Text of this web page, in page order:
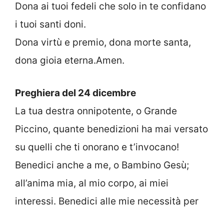
Dona ai tuoi fedeli che solo in te confidano
i tuoi santi doni.
Dona virtù e premio, dona morte santa,
dona gioia eterna.Amen.
Preghiera del 24 dicembre
La tua destra onnipotente, o Grande
Piccino, quante benedizioni ha mai versato
su quelli che ti onorano e t’invocano!
Benedici anche a me, o Bambino Gesù;
all’anima mia, al mio corpo, ai miei
interessi. Benedici alle mie necessità per